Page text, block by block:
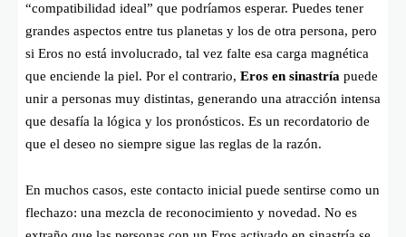
“compatibilidad ideal” que podríamos esperar. Puedes tener
grandes aspectos entre tus planetas y los de otra persona, pero
si Eros no está involucrado, tal vez falte esa carga magnética
que enciende la piel. Por el contrario, Eros en sinastría puede
unir a personas muy distintas, generando una atracción intensa
que desafía la lógica y los pronósticos. Es un recordatorio de
que el deseo no siempre sigue las reglas de la razón.
En muchos casos, este contacto inicial puede sentirse como un
flechazo: una mezcla de reconocimiento y novedad. No es